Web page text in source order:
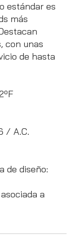
estándar es
más
con unas
de hasta
/ A.C.
de diseño:
a